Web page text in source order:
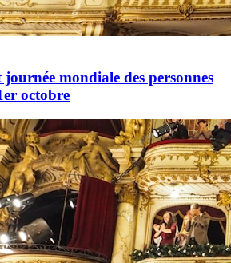
mondiale des personnes
octobre